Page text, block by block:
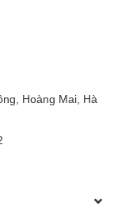
bạn.
Hoàng Mai, Hà